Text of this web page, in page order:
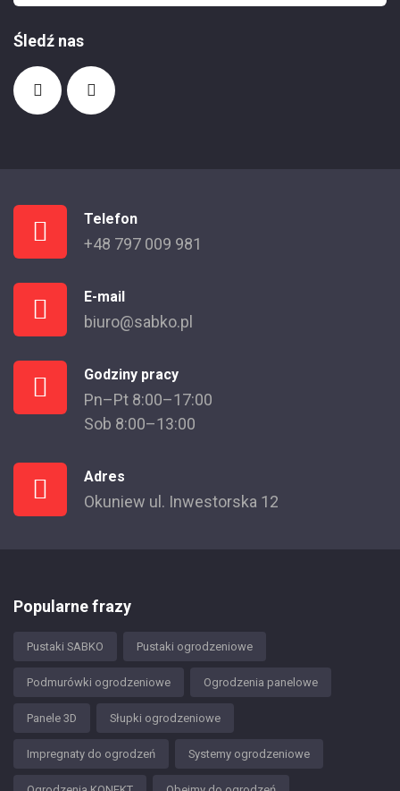
Śledź nas
Telefon
+48 797 009 981
E-mail
biuro@sabko.pl
Godziny pracy
Pn–Pt 8:00–17:00
Sob 8:00–13:00
Adres
Okuniew ul. Inwestorska 12
Popularne frazy
Pustaki SABKO Pustaki ogrodzeniowe
Podmurówki ogrodzeniowe Ogrodzenia panelowe
Panele 3D Słupki ogrodzeniowe
Impregnaty do ogrodzeń Systemy ogrodzeniowe